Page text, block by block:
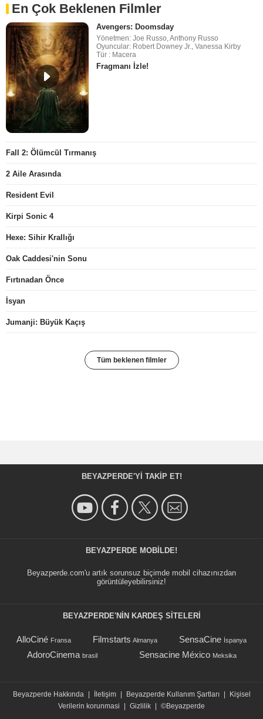
En Çok Beklenen Filmler
Avengers: Doomsday
Yönetmen: Joe Russo, Anthony Russo
Oyuncular: Robert Downey Jr., Vanessa Kirby
Tür : Macera
Fragmanı İzle!
Fall 2: Ölümcül Tırmanış
2 Aile Arasında
Resident Evil
Kirpi Sonic 4
Hexe: Sihir Krallığı
Oak Caddesi'nin Sonu
Fırtınadan Önce
İsyan
Jumanji: Büyük Kaçış
Tüm beklenen filmler
BEYAZPERDE'YI TAKIP ET!
BEYAZPERDE MOBILDE!
Beyazperde.com'u artık sorunsuz biçimde mobil cihazınızdan
görüntüleyebilirsiniz!
BEYAZPERDE'NIN KARDEŞ SİTELERİ
AlloCiné Fransa Filmstarts Almanya SensaCine İspanya
AdoroCinema brasil Sensacine México Meksika
Beyazperde Hakkında İletişim Beyazperde Kullanım Şartları
Kişisel
Verilerin korunmasi
Gizlilik ©Beyazperde